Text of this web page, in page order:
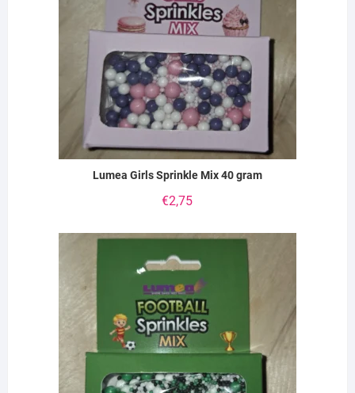
Lumea Girls Sprinkle Mix 40 gram
€2,75